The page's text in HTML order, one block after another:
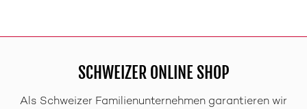
SCHWEIZER ONLINE SHOP
Als Schweizer Familienunternehmen garantieren wir